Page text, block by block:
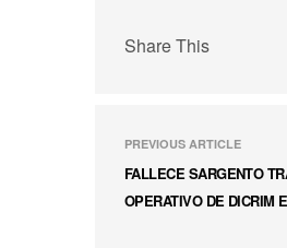
Share This
PREVIOUS ARTICLE
FALLECE SARGENTO
OPERATIVO DE DICRIM